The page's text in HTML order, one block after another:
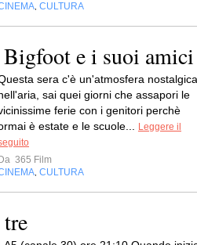
CULTURA
Bigfoot e i suoi amici
sera c'è un'atmosfera nostalgica
sai quei giorni che assapori le
ferie con i genitori perchè
è estate e le scuole...
Leggere il
Da 365 Film
CULTURA